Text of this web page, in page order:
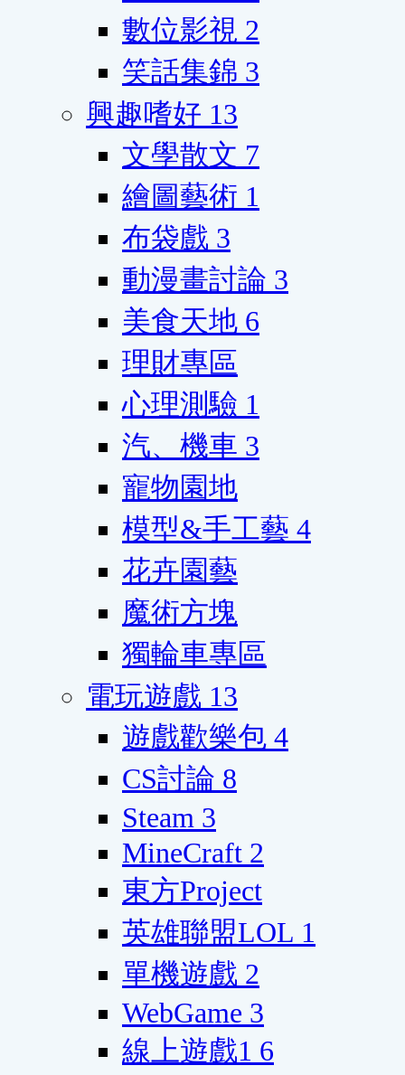
數位影視 2
笑話集錦 3
興趣嗜好 13
文學散文 7
繪圖藝術 1
布袋戲 3
動漫畫討論 3
美食天地 6
理財專區
心理測驗 1
汽、機車 3
寵物園地
模型&手工藝 4
花卉園藝
魔術方塊
獨輪車專區
電玩遊戲 13
遊戲歡樂包 4
CS討論 8
Steam 3
MineCraft 2
東方Project
英雄聯盟LOL 1
單機遊戲 2
WebGame 3
線上遊戲1 6